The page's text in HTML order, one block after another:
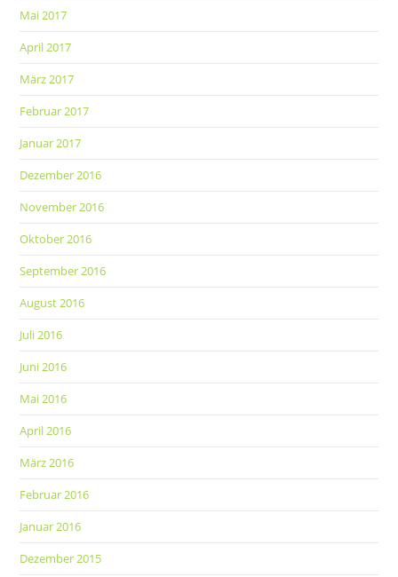
Mai 2017
April 2017
März 2017
Februar 2017
Januar 2017
Dezember 2016
November 2016
Oktober 2016
September 2016
August 2016
Juli 2016
Juni 2016
Mai 2016
April 2016
März 2016
Februar 2016
Januar 2016
Dezember 2015